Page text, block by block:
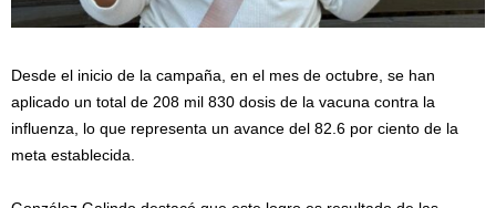
Desde el inicio de la campaña, en el mes de octubre, se han
aplicado un total de 208 mil 830 dosis de la vacuna contra la
influenza, lo que representa un avance del 82.6 por ciento de la
meta establecida.